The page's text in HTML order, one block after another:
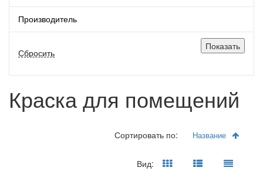
Производитель
Краска для помещений
Сортировать по: название
Вид: